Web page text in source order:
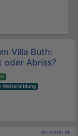
Villa Buth:
oder Abriss?
Weiterbildung
dn-markt.de